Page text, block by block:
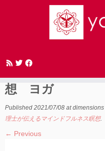
content
想 ヨガ
Published 2021/07/08 at dimensions
理士が伝えるマインドフルネス瞑想.
← Previous